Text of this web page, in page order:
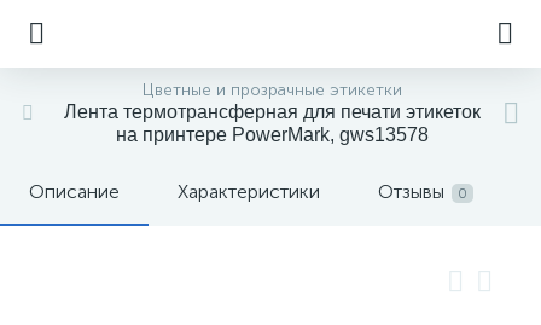
Цветные и прозрачные этикетки
Лента термотрансферная для печати этикеток
на принтере PowerMark, gws13578
Описание Характеристики Отзывы 0